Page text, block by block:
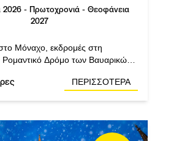
2026 - Πρωτοχρονιά - Θεοφάνεια
2027
Μόναχο, εκδρομές στη
Δρόμο των Βαυαρικών
ΠΕΡΙΣΣΟΤΕΡΑ